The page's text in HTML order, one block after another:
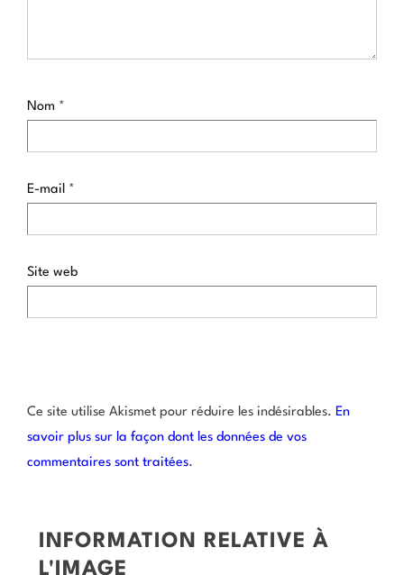
Nom *
E-mail *
Site web
Ce site utilise Akismet pour réduire les indésirables. En
savoir plus sur la façon dont les données de vos
commentaires sont traitées.
INFORMATION RELATIVE À
L'IMAGE